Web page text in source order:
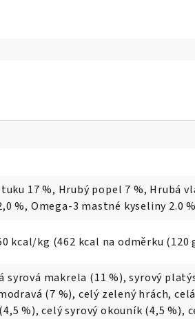
17 %, Hrubý popel 7 %, Hrubá
%, Omega-3 mastné kyseliny 2.0
kcal/kg (462 kcal na odměrku (120
syrová makrela (11 %), syrový
(7 %), celý zelený hrách,
%), celý syrový okouník (4,5